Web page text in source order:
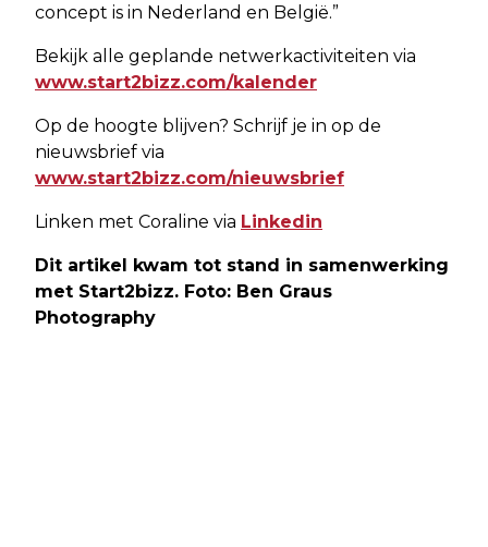
concept is in Nederland en België.”
Bekijk alle geplande netwerkactiviteiten via
www.start2bizz.com/kalender
Op de hoogte blijven? Schrijf je in op de
nieuwsbrief via
www.start2bizz.com/nieuwsbrief
Linken met Coraline via Linkedin
Dit artikel kwam tot stand in samenwerking
met Start2bizz. Foto: Ben Graus
Photography